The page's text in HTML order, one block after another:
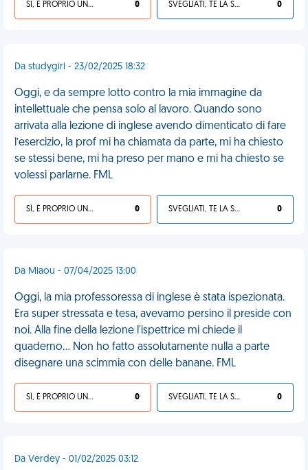
SÌ, È PROPRIO UNA VDM! 0 SVEGLIATI, TE LA SEI CERCATA! 0
Da studygirl - 23/02/2025 18:32
Oggi, e da sempre lotto contro la mia immagine da
intellettuale che pensa solo al lavoro. Quando sono
arrivata alla lezione di inglese avendo dimenticato di fare
l’esercizio, la prof mi ha chiamata da parte, mi ha chiesto
se stessi bene, mi ha preso per mano e mi ha chiesto se
volessi parlarne. FML
SÌ, È PROPRIO UNA VDM! 0 SVEGLIATI, TE LA SEI CERCATA! 0
Da Miaou - 07/04/2025 13:00
Oggi, la mia professoressa di inglese è stata ispezionata.
Era super stressata e tesa, avevamo persino il preside con
noi. Alla fine della lezione l'ispettrice mi chiede il
quaderno... Non ho fatto assolutamente nulla a parte
disegnare una scimmia con delle banane. FML
SÌ, È PROPRIO UNA VDM! 0 SVEGLIATI, TE LA SEI CERCATA! 0
Da Verdey - 01/02/2025 03:12